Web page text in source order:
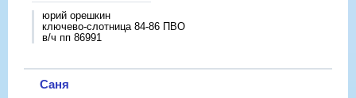
юрий орешкин
ключево-слотница 84-86 ПВО
в/ч пп 86991
Саня